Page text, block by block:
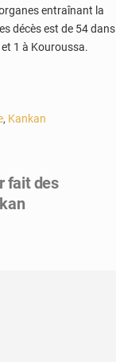
entraînant la
décès est de 54 dans
et 1 à Kouroussa.
, Kankan
fait des